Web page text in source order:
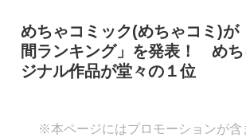
めちゃコミック(めちゃコミ)が
間ランキング」を発表！ めち
ジナル作品が堂々の１位
※本ページにはプロモーションが含